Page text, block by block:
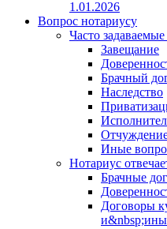
1.01.2026
Вопрос нотариусу
Часто
Завещание
Брачный
Наследство
Иные
Нотариус
Брачные
Договоры